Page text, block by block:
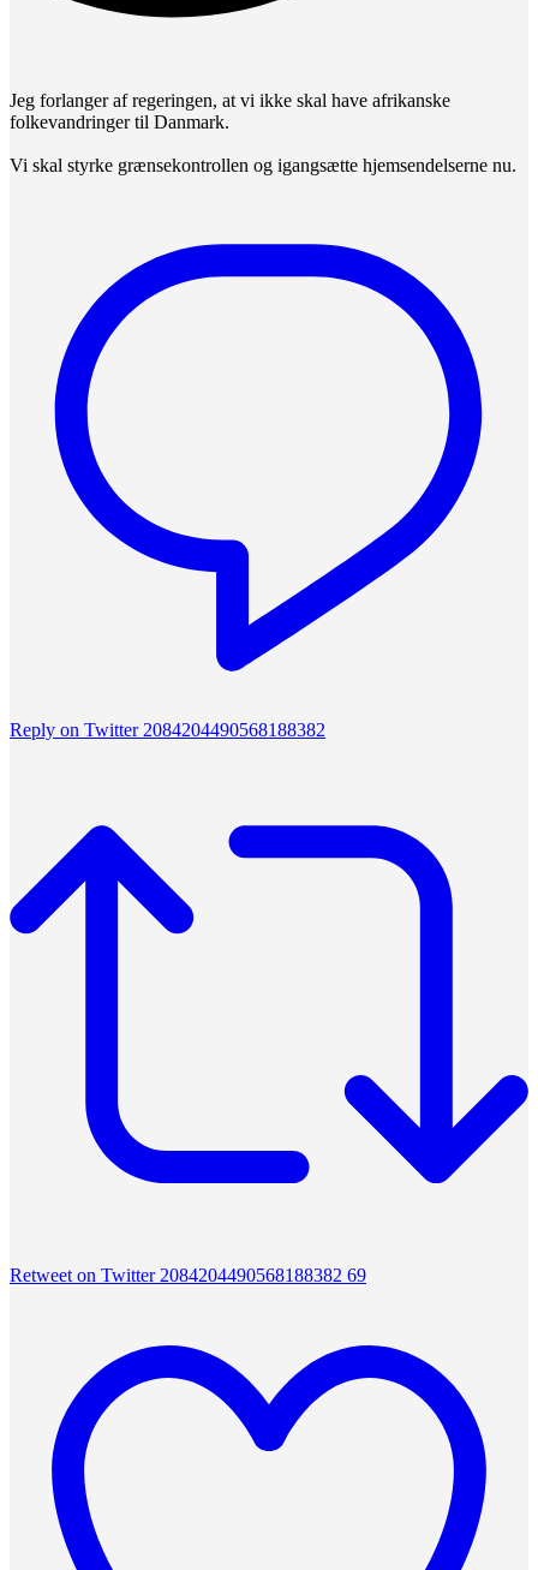
Jeg forlanger af regeringen, at vi ikke skal have afrikanske
folkevandringer til Danmark.
Vi skal styrke grænsekontrollen og igangsætte hjemsendelserne nu.
Reply on Twitter 2084204490568188382
Retweet on Twitter 2084204490568188382 69